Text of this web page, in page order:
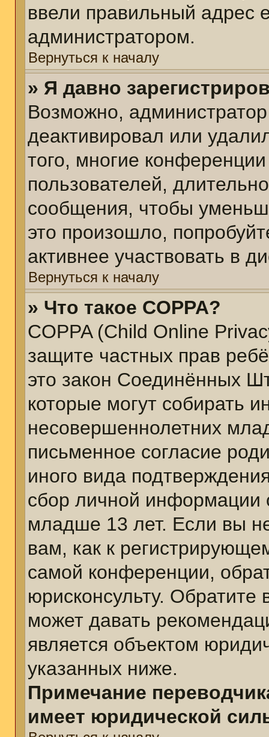
ввели правильный адрес
администратором.
Вернуться к началу
» Я давно
Возможно,
деактивировал или
того, многие
пользователей,
сообщения, чтобы
это произошло,
активнее участвовать в
Вернуться к началу
» Что такое COPPA?
COPPA (Child Online
защите частных прав
это закон Соединённых
которые могут собирать
несовершеннолетних
письменное согласие
иного вида
сбор личной информации
младше 13 лет. Если вы
вам, как к
самой конференции,
юрисконсульту.
может давать
является объектом
указанных ниже.
Примечание
имеет юридической